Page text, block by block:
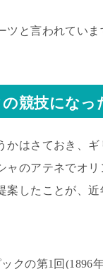
ツと言われていま
競技になっ
かはさておき、
ャのアテネでオ
案したことが、
クの第1 回 (1896